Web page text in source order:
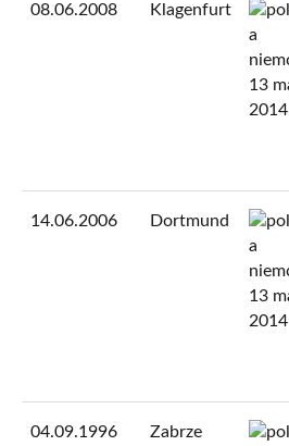
08.06.2008 Klagenfurt
14.06.2006 Dortmund
04.09.1996 Zabrze